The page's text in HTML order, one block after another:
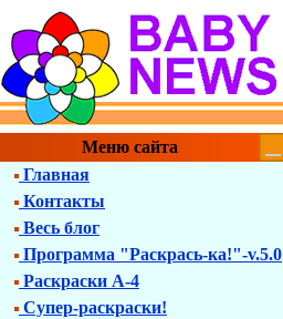
Меню сайта
Главная
Контакты
Весь блог
Программа "Раскрась-ка!"-v.5.0
Раскраски А-4
Супер-раскраски!